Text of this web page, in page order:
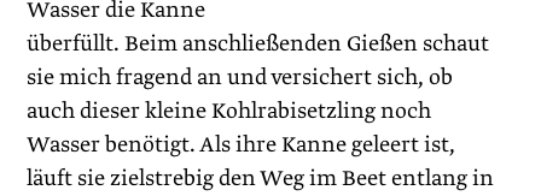
Wasser die Kanne
überfüllt. Beim anschließenden Gießen schaut
sie mich fragend an und versichert sich, ob
auch dieser kleine Kohlrabisetzling noch
Wasser benötigt. Als ihre Kanne geleert ist,
läuft sie zielstrebig den Weg im Beet entlang in